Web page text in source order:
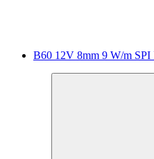
B60 12V 8mm 9 W/m SPI